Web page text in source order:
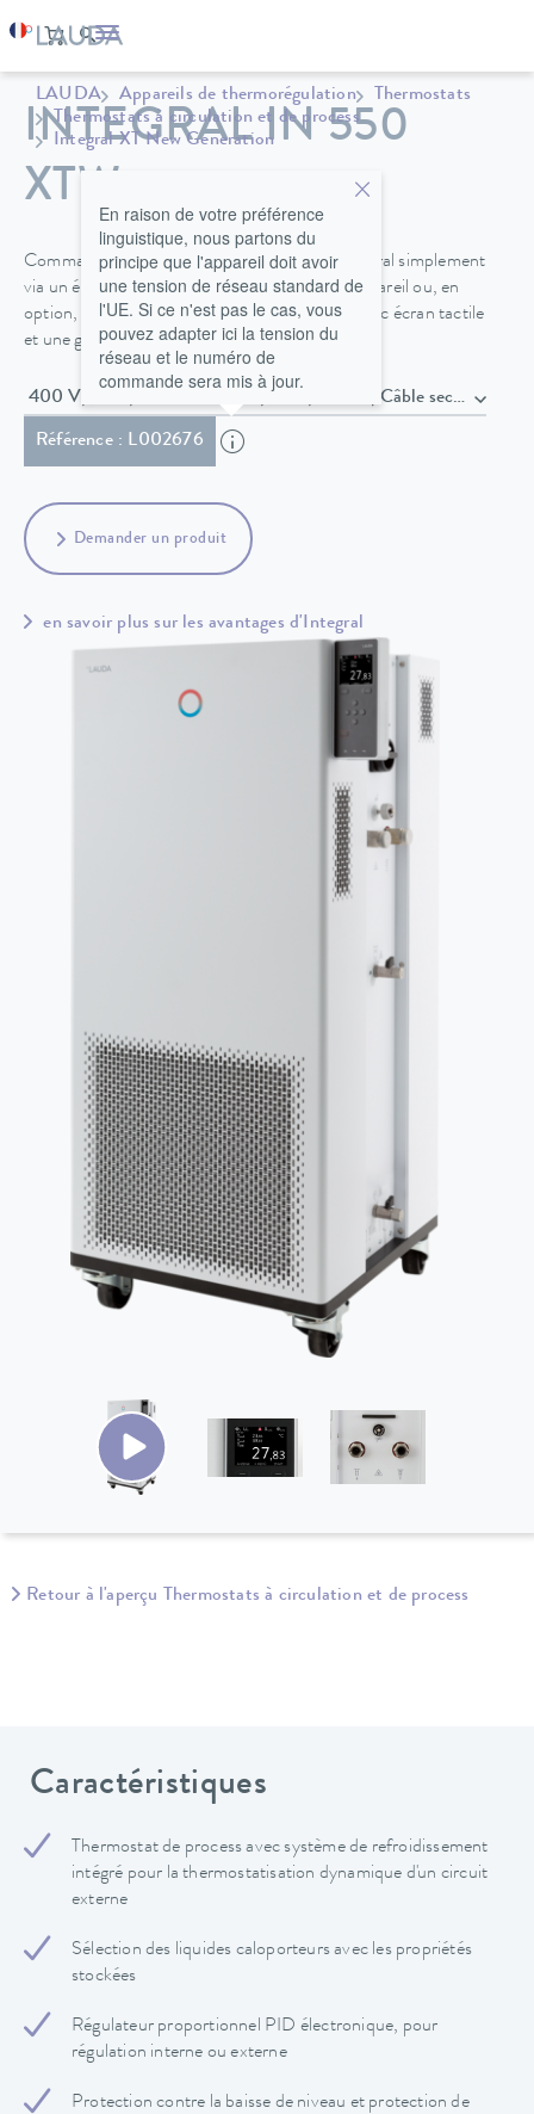
LAUDA Appareils de thermorégulation
Thermostats
Thermostats à circulation et de process
Integral XT New Generation
INTEGRAL IN 550
XTW
Commandez votre thermostat de process Integral simplement
via un écran TFT moderne directement sur l'appareil ou, en
option, via une unité de commande intuitive avec écran tactile
et une gamme de fonctions étendue.
400 V; 3/PE; 50 Hz & 460 V; 3/
Référence : L002676
En raison de votre préférence
linguistique, nous partons du
principe que l'appareil doit avoir
une tension de réseau standard de
l'UE. Si ce n'est pas le cas, vous
pouvez adapter ici la tension du
réseau et le numéro de
commande sera mis à jour.
Demander un produit
en savoir plus sur les avantages d'Integral
Retour à l'aperçu Thermostats à circulation et de process
Caractéristiques
Thermostat de process avec système de refroidissement
intégré pour la thermostatisation dynamique d'un circuit
externe
Sélection des liquides caloporteurs avec les propriétés
stockées
Régulateur proportionnel PID électronique, pour
régulation interne ou externe
Protection contre la baisse de niveau et protection de